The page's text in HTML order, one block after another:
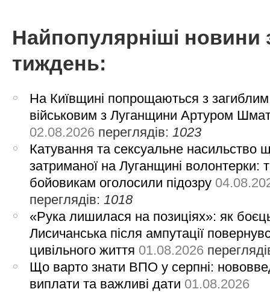
Найпопулярніші новини
тиждень:
На Київщині попрощаються з загиблим
військовим з Луганщини Артуром
02.08.2026 переглядів: 1023
Катування та сексуальне насильство
затриманої на Луганщині волонтерки:
бойовикам оголосили підозру
переглядів: 1018
«Рука лишилася на позиціях»: як
Лисичанська після ампутації
цивільного життя 01.08.2026
Що варто знати ВПО у серпні:
виплати та важливі дати 01.08.2026